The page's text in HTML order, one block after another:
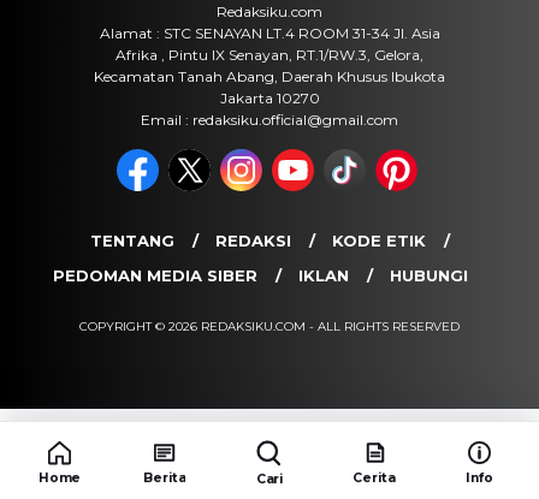
Redaksiku.com
Alamat : STC SENAYAN LT.4 ROOM 31-34 Jl. Asia
Afrika , Pintu IX Senayan, RT.1/RW.3, Gelora,
Kecamatan Tanah Abang, Daerah Khusus Ibukota
Jakarta 10270
Email : redaksiku.official@gmail.com
TENTANG REDAKSI
KODE ETIK
PEDOMAN MEDIA SIBER
IKLAN HUBUNGI
COPYRIGHT © 2026 REDAKSIKU.COM - ALL RIGHTS RESERVED
Home Berita Cari Cerita Info